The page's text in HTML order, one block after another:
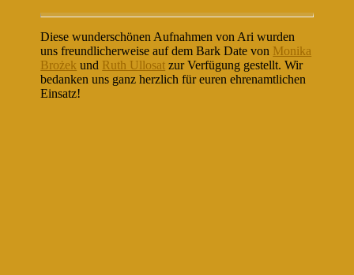
Diese wunderschönen Aufnahmen von Ari wurden
uns freundlicherweise auf dem Bark Date von Monika
Brożek und Ruth Ullosat zur Verfügung gestellt. Wir
bedanken uns ganz herzlich für euren ehrenamtlichen
Einsatz!